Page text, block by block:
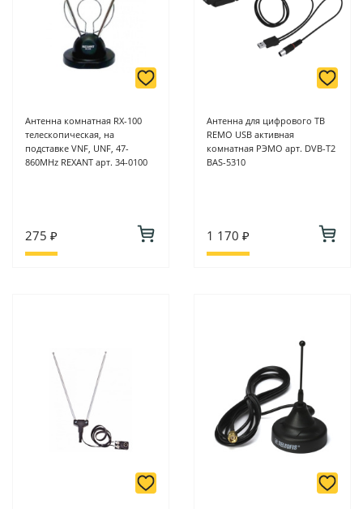
Антенна комнатная RX-100
телескопическая, на
подставке VNF, UNF, 47-
860MHz REXANT арт. 34-0100
275 ₽
Антенна для цифрового ТВ
REMO USB активная
комнатная РЭМО арт. DVB-T2
BAS-5310
1 170 ₽